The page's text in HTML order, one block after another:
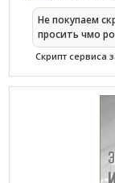
Не покупаем
просить чмо
Cкрипт сервиса